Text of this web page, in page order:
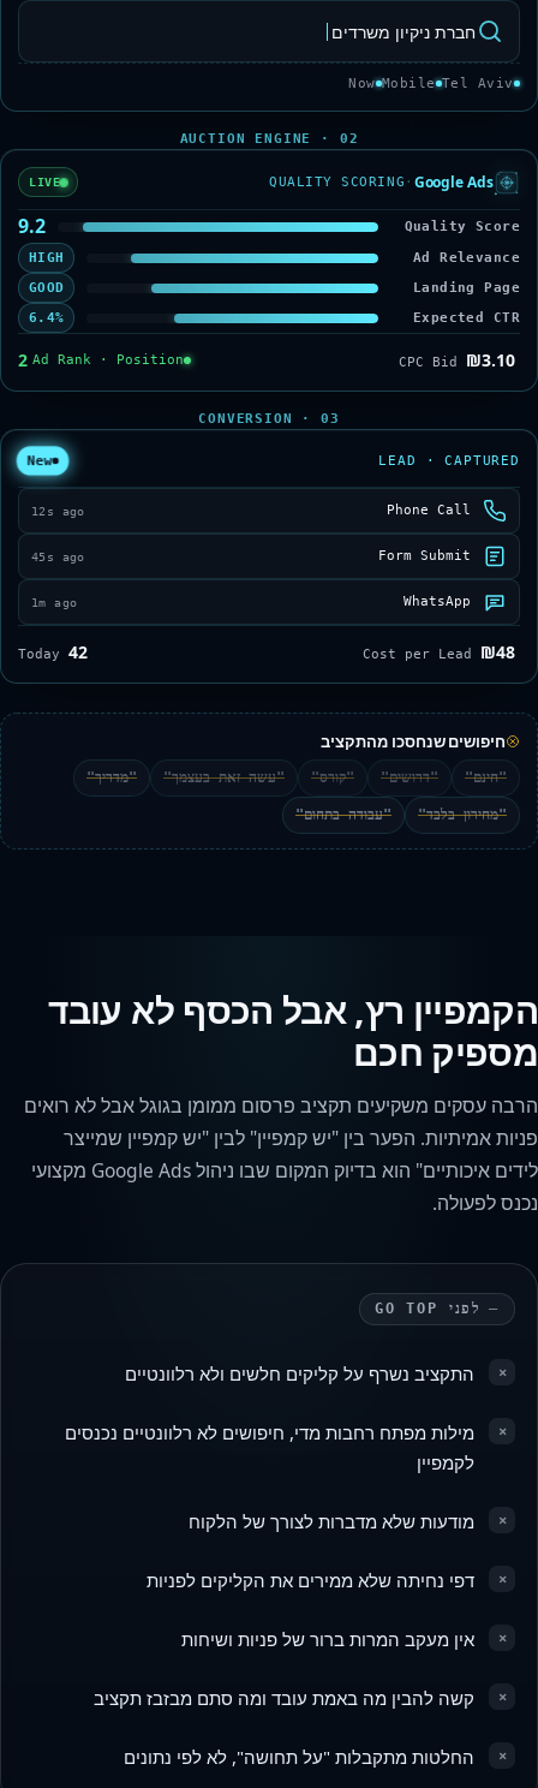
עורך דין דיני עבודה
Tel Aviv
Mobile
Now
02 · AUCTION ENGINE
Google Ads
·
QUALITY SCORING
LIVE
Quality Score
9.2
Ad Relevance
HIGH
Landing Page
GOOD
Expected CTR
6.4%
CPC Bid ₪3.10
Ad Rank · Position
2
03 · CONVERSION
LEAD · CAPTURED
New
Phone Call
12s ago
Form Submit
45s ago
WhatsApp
1m ago
Cost per Lead ₪48
Today 42
חיפושים שנחסכו מהתקציב
"חינם" "דרושים" "קורס" "עשה זאת בעצמך" "מדריך"
"מחירון בלבד" "עבודה בתחום"
הקמפיין רץ, אבל הכסף לא עובד
מספיק חכם
הרבה עסקים משקיעים תקציב פרסום ממומן בגוגל אבל לא רואים
פניות אמיתיות. הפער בין "יש קמפיין" לבין "יש קמפיין שמייצר
לידים איכותיים" הוא בדיוק המקום שבו ניהול Google Ads מקצועי
נכנס לפעולה.
לפני GO TOP
× התקציב נשרף על קליקים חלשים ולא רלוונטיים
×
מילות מפתח רחבות מדי, חיפושים לא רלוונטיים נכנסים
לקמפיין
× מודעות שלא מדברות לצורך של הלקוח
× דפי נחיתה שלא ממירים את הקליקים לפניות
× אין מעקב המרות ברור של פניות ושיחות
× קשה להבין מה באמת עובד ומה סתם מבזבז תקציב
× החלטות מתקבלות "על תחושה", לא לפי נתונים